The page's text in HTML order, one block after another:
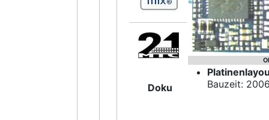
Doku
Bauzeit: